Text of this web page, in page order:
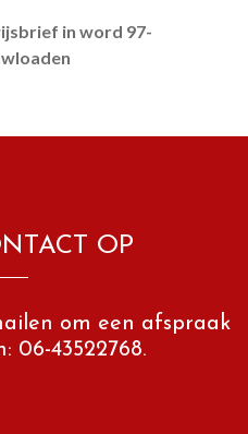
in word 97-
OP
om een afspraak
06-43522768.